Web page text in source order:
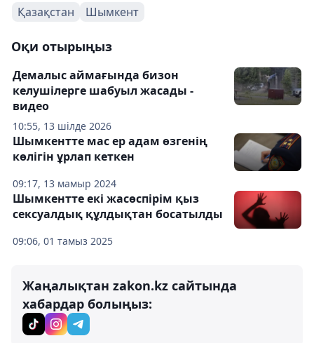
Қазақстан Шымкент
Оқи отырыңыз
10:55, 13 шілде 2026
Демалыс аймағында бизон
келушілерге шабуыл жасады -
видео
09:17, 13 мамыр 2024
Шымкентте мас ер адам өзгенің
көлігін ұрлап кеткен
09:06, 01 тамыз 2025
Шымкентте екі жасөспірім қыз
сексуалдық құлдықтан босатылды
Жаңалықтан zakon.kz сайтында
хабардар болыңыз: